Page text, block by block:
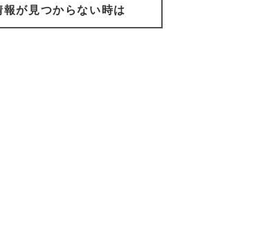
報が見つからない時は